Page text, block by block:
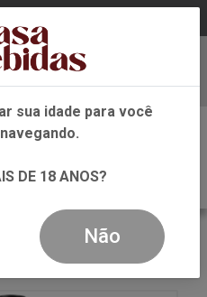
Baixe já nosso APP
VOLTAR
750ML
sua idade para você
DE 18 ANOS?
Não